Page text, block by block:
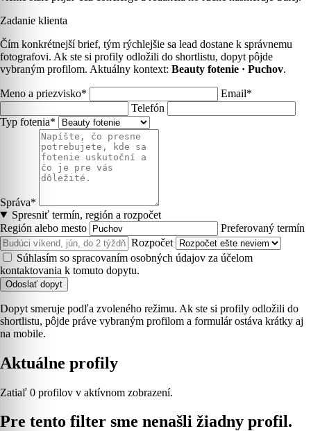
Zadanie klienta
Čím konkrétnejší brief, tým rýchlejšie sa lead dostane k správnemu
fotografovi. Ak ste si profily odložili do shortlistu, dopyt pôjde
vybraným profilom. Aktuálny kontext: Beauty fotenie · Puchov.
Meno a priezvisko*
Email*
Telefón
Typ fotenia*
Správa*
Spresniť termín, región a rozpočet
Región alebo mesto
Preferovaný termín
Rozpočet
Súhlasím so spracovaním osobných údajov za účelom
kontaktovania k tomuto dopytu.
Odoslať dopyt
Dopyt smeruje podľa zvoleného režimu. Ak ste si profily odložili do
shortlistu, pôjde práve vybraným profilom a formulár ostáva krátky aj
na mobile.
Aktuálne profily
Zatiaľ 0 profilov v aktívnom zobrazení.
Pre tento filter sme nenašli žiadny profil.